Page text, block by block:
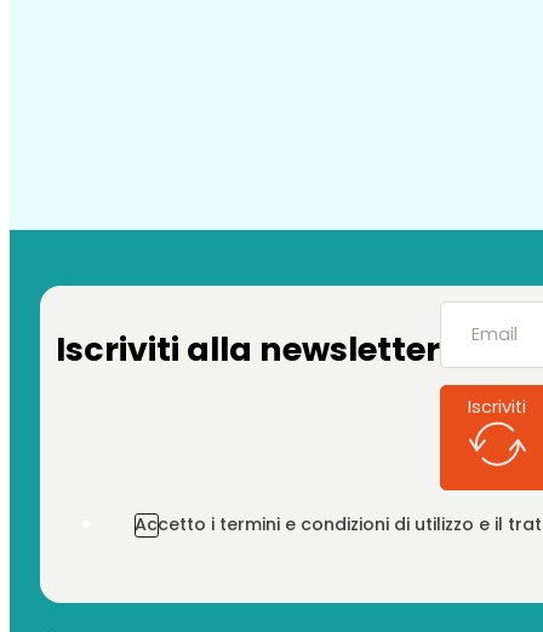
Iscriviti alla newsletter
Iscriviti
Accetto i termini e condizioni di utilizzo e il